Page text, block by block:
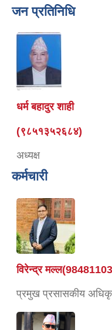
जन प्रतिनिधि
धर्म बहादुर शाही
(९८५१३५२६८४)
अध्यक्ष
कर्मचारी
विरेन्द्र
प्रमुख प्रसासकीय